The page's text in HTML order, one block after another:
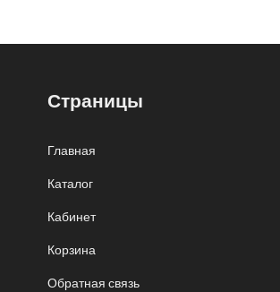
Страницы
Главная
Каталог
Кабинет
Корзина
Обратная связь